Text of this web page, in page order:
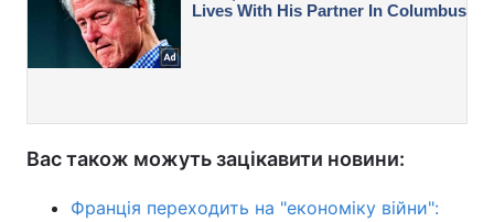
Вас також можуть зацікавити новини:
Франція переходить на "економіку війни":